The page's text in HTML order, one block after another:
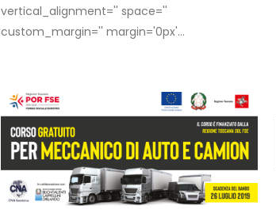
vertical_alignment='' space=''
custom_margin='' margin='0px'...